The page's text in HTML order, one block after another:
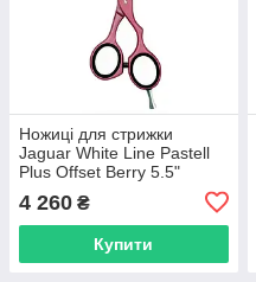
Ножиці для стрижки
Jaguar White Line Pastell
Plus Offset Berry 5.5"
4 260 ₴
Купити